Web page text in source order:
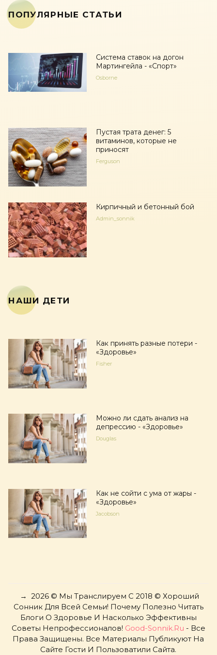
ПОПУЛЯРНЫЕ СТАТЬИ
Система ставок на догон
Мартингейла - «Спорт»
Osborne
Пустая трата денег: 5
витаминов, которые не
приносят
Ferguson
Кирпичный и бетонный бой
Admin_sonnik
НАШИ ДЕТИ
Как принять разные потери -
«Здоровье»
Fisher
Можно ли сдать анализ на
депрессию - «Здоровье»
Douglas
Как не сойти с ума от жары -
«Здоровье»
Jacobson
→ 2026© Мы Транслируем С 2018 © Хороший
Сонник Для Всей Семьи! Почему Полезно Читать
Блоги О Здоровье И Насколько Эффективны
Советы Непрофессионалов! Good-Sonnik.ru - Все
Права Защищены. Все Материалы Публикуют На
Сайте Гости И Пользоватили Сайта.